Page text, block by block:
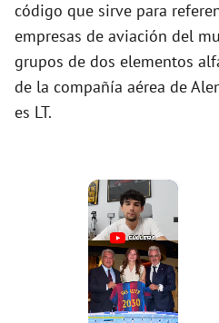
código que sirve para
empresas de aviación del
grupos de dos elementos
de la compañía aérea de
es LT.
×